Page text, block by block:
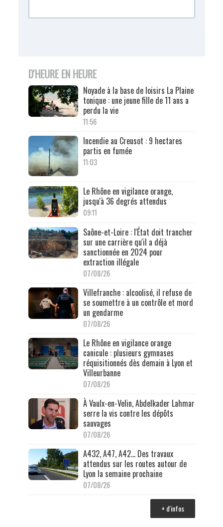
D'HEURE EN HEURE
Noyade à la base de loisirs La Plaine
tonique : une jeune fille de 11 ans a
perdu la vie
11:56
Incendie au Creusot : 9 hectares
partis en fumée
11:03
Le Rhône en vigilance orange,
jusqu'à 36 degrés attendus
09:11
Saône-et-Loire : l'État doit trancher
sur une carrière qu'il a déjà
sanctionnée en 2024 pour
extraction illégale
07/08/26
Villefranche : alcoolisé, il refuse de
se soumettre à un contrôle et mord
un gendarme
07/08/26
Le Rhône en vigilance orange
canicule : plusieurs gymnases
réquisitionnés dès demain à Lyon et
Villeurbanne
07/08/26
À Vaulx-en-Velin, Abdelkader Lahmar
serre la vis contre les dépôts
sauvages
07/08/26
A432, A47, A42… Des travaux
attendus sur les routes autour de
Lyon la semaine prochaine
07/08/26
+ d'infos